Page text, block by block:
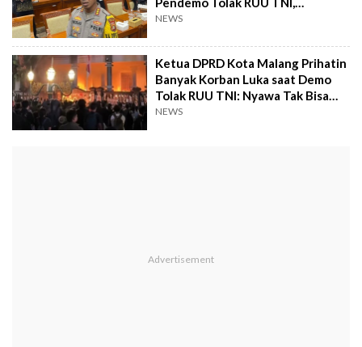
Kapolres: Hoaks!
NEWS
Ketua DPRD Kota Malang Prihatin
Banyak Korban Luka saat Demo
Tolak RUU TNI: Nyawa Tak Bisa
Diganti!
NEWS